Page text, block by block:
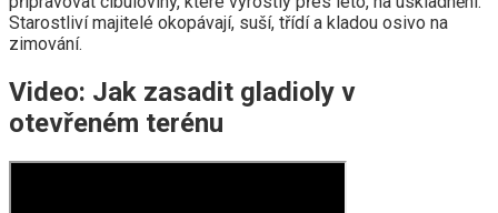
Starostliví majitelé okopávají, suší, třídí a kladou osivo na
zimování.
Video: Jak zasadit gladioly v
otevřeném terénu